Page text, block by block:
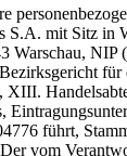
mit Sitz in
Warschau, NIP
für
XIII.
führt,
vom